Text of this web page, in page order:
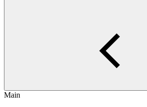
Main